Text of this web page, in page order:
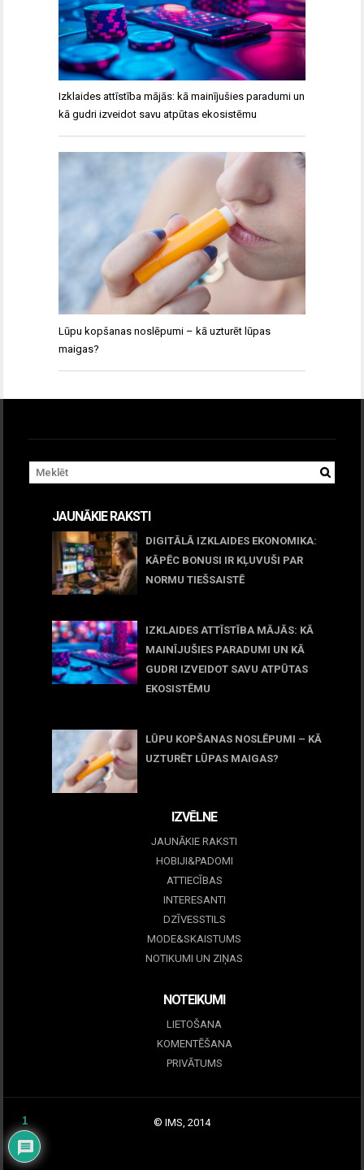
Izklaides attīstība mājās: kā mainījušies paradumi un
kā gudri izveidot savu atpūtas ekosistēmu
Lūpu kopšanas noslēpumi – kā uzturēt lūpas
maigas?
JAUNĀKIE RAKSTI
DIGITĀLĀ IZKLAIDES EKONOMIKA:
KĀPĒC BONUSI IR KĻUVUŠI PAR
NORMU TIEŠSAISTĒ
IZKLAIDES ATTĪSTĪBA MĀJĀS: KĀ
MAINĪJUŠIES PARADUMI UN KĀ
GUDRI IZVEIDOT SAVU ATPŪTAS
EKOSISTĒMU
LŪPU KOPŠANAS NOSLĒPUMI – KĀ
UZTURĒT LŪPAS MAIGAS?
IZVĒLNE
JAUNĀKIE RAKSTI
HOBIJI&PADOMI
ATTIECĪBAS
INTERESANTI
DZĪVESSTILS
MODE&SKAISTUMS
NOTIKUMI UN ZIŅAS
NOTEIKUMI
LIETOŠANA
KOMENTĒŠANA
PRIVĀTUMS
© IMS, 2014
1